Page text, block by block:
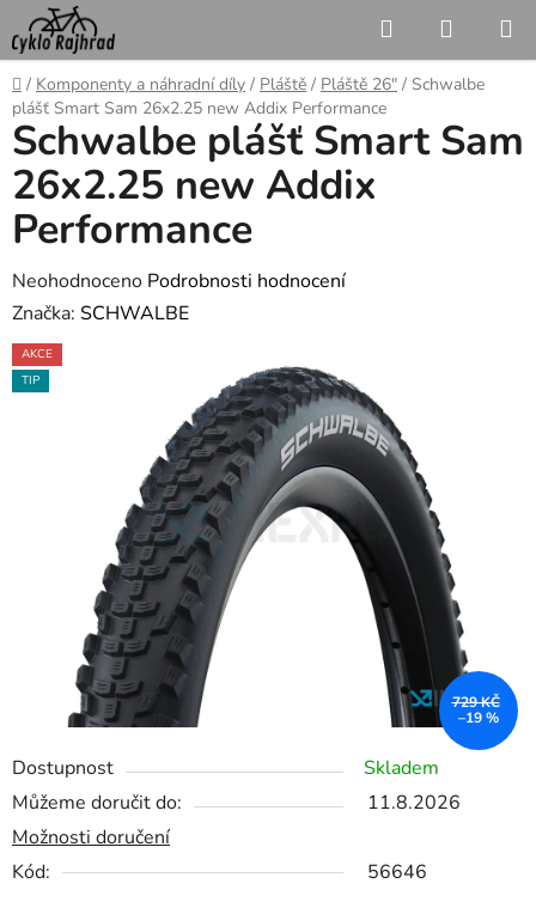
Přejít
na
obsah
Hledat
KOŠÍK
Domů
/ Komponenty a náhradní díly / Pláště / Pláště 26" / Schwalbe
plášť Smart Sam 26x2.25 new Addix Performance
Dostupnost
Skladem
Můžeme doručit do:
11.8.2026
Možnosti doručení
Kód:
56646
Schwalbe plášť Smart Sam
26x2.25 new Addix
Performance
Průměrné
hodnocení
produktu
je
Neohodnoceno Podrobnosti hodnocení
Značka: SCHWALBE
AKCE
TIP
729 KČ
–19 %